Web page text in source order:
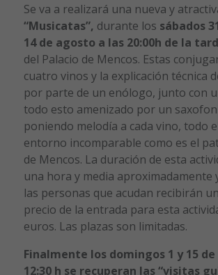
Se va a realizará una nueva y
“Musicatas”, durante los sábados
14 de agosto a las 20:00h de la
del Palacio de Mencos. Estas
cuatro vinos y la explicación técnica
por parte de un enólogo, junto con
todo esto amenizado por un
poniendo melodía a cada vino, todo
entorno incomparable como es el
de Mencos. La duración de esta
una hora y media aproximadamente
las personas que acudan recibirán
precio de la entrada para esta
euros. Las plazas son limitadas.
Finalmente los domingos 1 y 15
12:30 h se recuperan las “visitas